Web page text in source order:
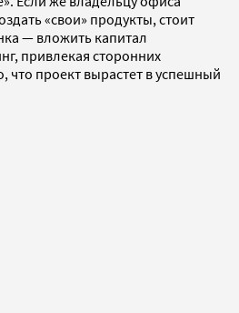
«свои» продукты, стоит
— вложить капитал
привлекая сторонних
что проект вырастет в успешный